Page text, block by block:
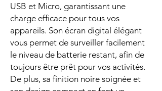
USB et Micro, garantissant une
charge efficace pour tous vos
appareils. Son écran digital élégant
vous permet de surveiller facilement
le niveau de batterie restant, afin de
toujours être prêt pour vos activités.
De plus, sa finition noire soignée et